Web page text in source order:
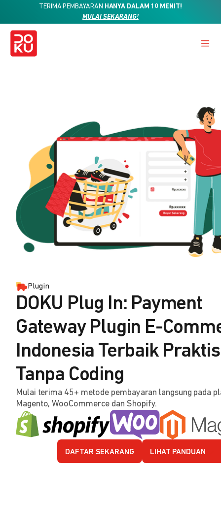
TERIMA PEMBAYARAN HANYA DALAM 10 MENIT!
MULAI SEKARANG!
Plugin
DOKU Plug In: Payment
Gateway Plugin E-
Indonesia Terbaik Praktis
Tanpa Coding
Mulai terima 45+ metode pembayaran langsung pada
Magento, WooCommerce dan Shopify.
DAFTAR SEKARANG LIHAT PANDUAN